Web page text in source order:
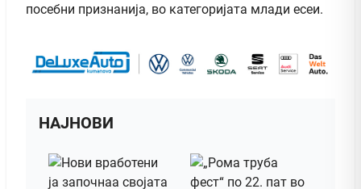
посебни признанија, во категоријата млади есеи.
НАЈНОВИ